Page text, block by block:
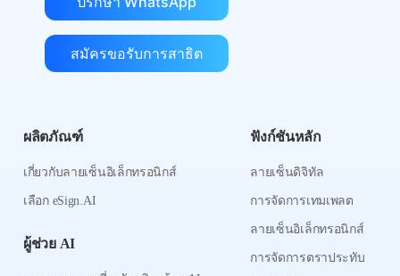
สมัครขอรับการสาธิต
ผลิตภัณฑ์
เกี่ยวกับลายเซ็นอิเล็กทรอนิกส์
เลือก eSign.AI
ผู้ช่วย AI
ฟังก์ชันหลัก
ลายเซ็นดิจิทัล
การจัดการเทมเพลต
ลายเซ็นอิเล็กทรอนิกส์
การจัดการตราประทับ